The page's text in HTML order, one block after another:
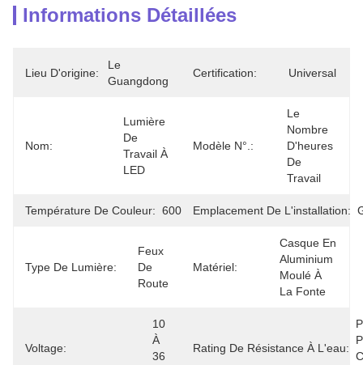
Informations Détaillées
Lieu D'origine:
Le
Guangdong
Certification: Universal
Nom:
Lumière
De
Travail À
LED
Modèle N°.:
Le
Nombre
D'heures
De
Travail
Température De Couleur: 6000KEmplacement De L'installation:
Type De Lumière:
Feux
De
Route
Matériel:
Casque En
Aluminium
Moulé À
La Fonte
Voltage:
10
À
36
Rating De Résistance À L'eau: